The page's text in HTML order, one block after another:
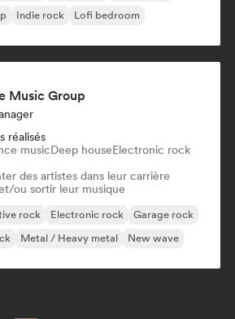
Indie rock Lofi bedroom
Music Group
réalisés
musicDeep houseElectronic rock
des artistes dans leur carrière
ou sortir leur musique
rock Electronic rock
Garage rock
Metal / Heavy metal New wave